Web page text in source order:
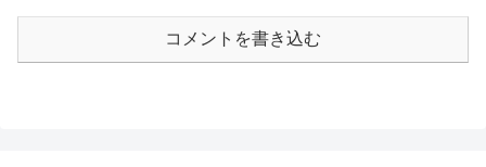
コメントを書き込む